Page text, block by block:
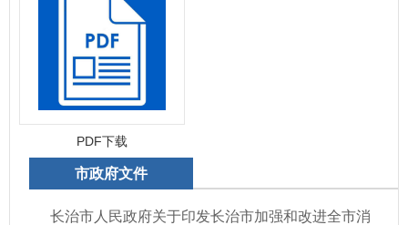
PDF下载
市政府文件
长治市人民政府关于印发长治市加强和改进全市消